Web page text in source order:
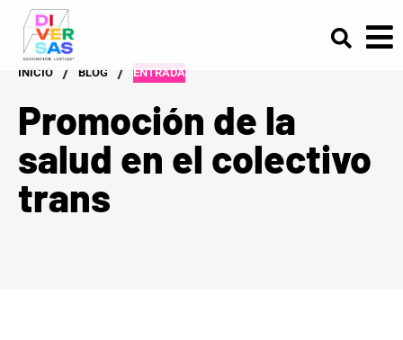
INICIO / BLOG / ENTRADA
Promoción de la
salud en el colectivo
trans